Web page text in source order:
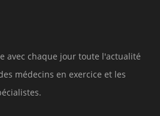
avec chaque jour toute l'actualité
médecins en exercice et les